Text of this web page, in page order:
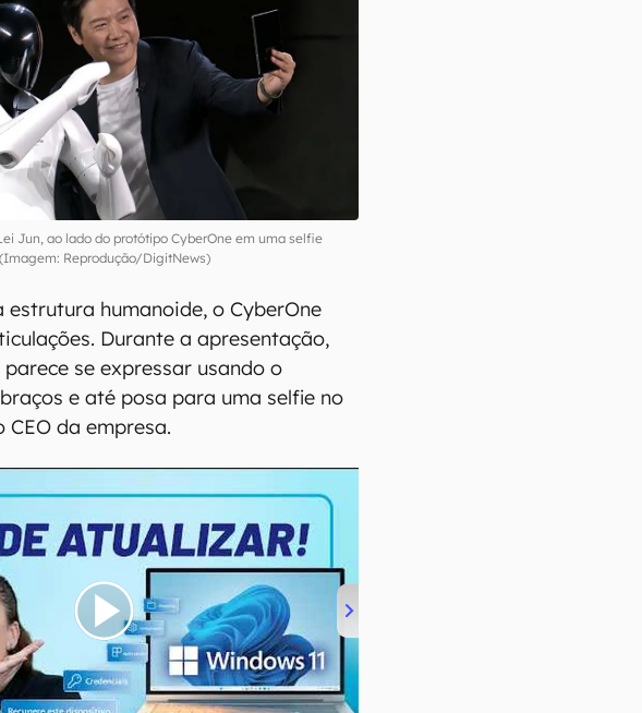
Jun, ao lado do protótipo CyberOne em uma selfie
(Imagem: Reprodução/DigitNews)
estrutura humanoide, o CyberOne
Durante a apresentação,
se expressar usando o
e até posa para uma selfie no
da empresa.